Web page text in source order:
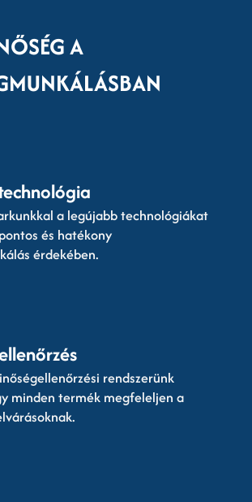
A
a legújabb technológiákat
és hatékony
érdekében.
rendszerünk
minden termék megfeleljen a